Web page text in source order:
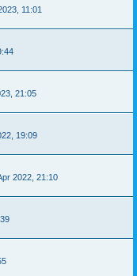
11:01
21:05
19:09
2022, 21:10